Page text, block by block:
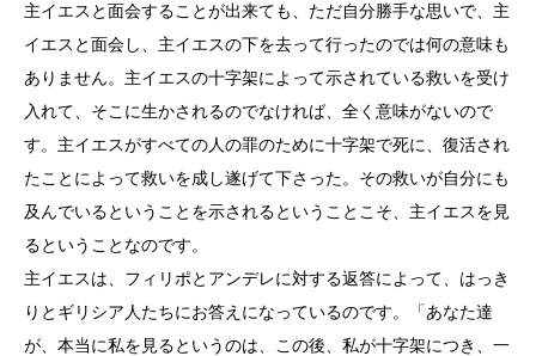
主イエスと面会することが出来ても、ただ自分勝手な思いで、主
イエスと面会し、主イエスの下を去って行ったのでは何の意味も
ありません。主イエスの十字架によって示されている救いを受け
入れて、そこに生かされるのでなければ、全く意味がないので
す。主イエスがすべての人の罪のために十字架で死に、復活され
たことによって救いを成し遂げて下さった。その救いが自分にも
及んでいるということを示されるということこそ、主イエスを見
るということなのです。
主イエスは、フィリポとアンデレに対する返答によって、はっき
りとギリシア人たちにお答えになっているのです。「あなた達
が、本当に私を見るというのは、この後、私が十字架につき、一